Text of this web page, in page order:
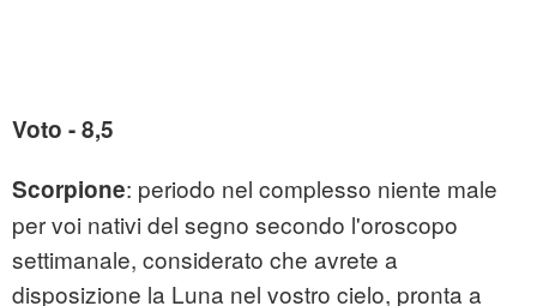
Voto - 8,5
Scorpione: periodo nel complesso niente male
per voi nativi del segno secondo l'oroscopo
settimanale, considerato che avrete a
disposizione la Luna nel vostro cielo, pronta a